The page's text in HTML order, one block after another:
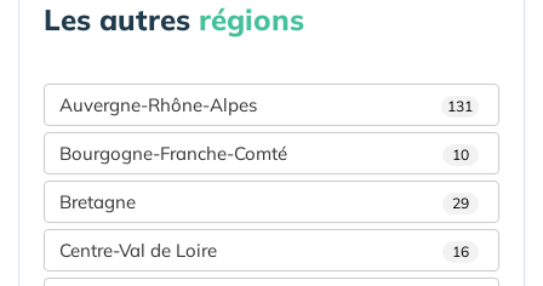
Les autres régions
Auvergne-Rhône-Alpes 131
Bourgogne-Franche-Comté 10
Bretagne 29
Centre-Val de Loire 16